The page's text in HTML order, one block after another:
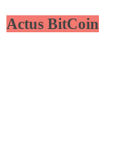
Actus BitCoin